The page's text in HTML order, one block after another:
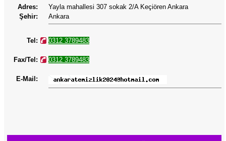
Adres:
Yayla mahallesi 307 sokak 2/A Keçiören Ankara
Şehir:
Ankara
Tel: 0312 3789483
Fax/Tel: 0312 3789483
E-Mail: